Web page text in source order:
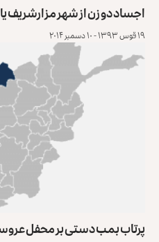
اجساد دو زن از شهر
۱۹ قوس ۱۳۹۳ - ۱۰ دسمبر ۲۰۱۴
پرتاب بمب‌‌ دستی بر محفل